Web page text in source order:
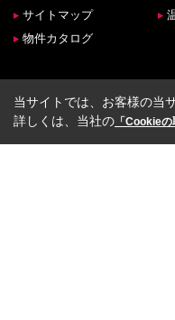
サイトマップ
物件カタログ
当サイトでは、お客様の当
詳しくは、当社の 「Cookie